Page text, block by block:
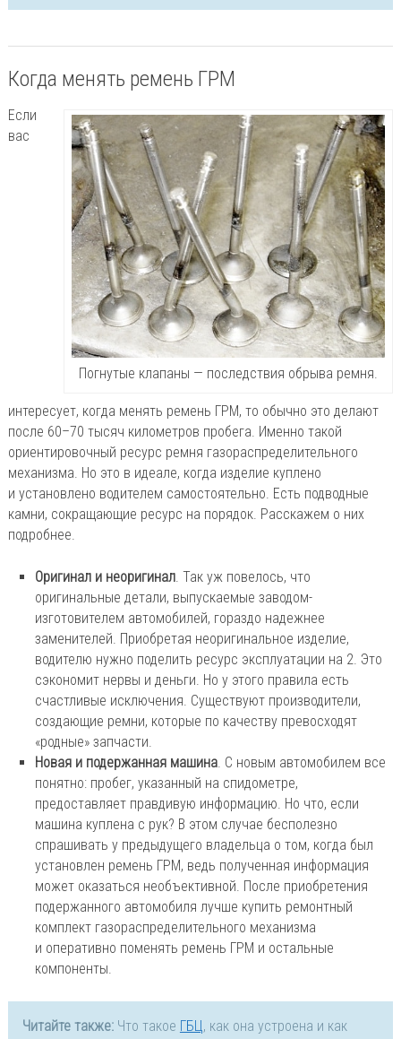
Когда менять ремень ГРМ
Погнутые клапаны — последствия обрыва ремня.
Если
вас
интересует, когда менять ремень ГРМ, то обычно это делают
после 60–70 тысяч километров пробега. Именно такой
ориентировочный ресурс ремня газораспределительного
механизма. Но это в идеале, когда изделие куплено
и установлено водителем самостоятельно. Есть подводные
камни, сокращающие ресурс на порядок. Расскажем о них
подробнее.
Оригинал и неоригинал . Так уж повелось, что
оригинальные детали, выпускаемые заводом-
изготовителем автомобилей, гораздо надежнее
заменителей. Приобретая неоригинальное изделие,
водителю нужно поделить ресурс эксплуатации на 2. Это
сэкономит нервы и деньги. Но у этого правила есть
счастливые исключения. Существуют производители,
создающие ремни, которые по качеству превосходят
«родные» запчасти.
Новая и подержанная машина . С новым автомобилем все
понятно: пробег, указанный на спидометре,
предоставляет правдивую информацию. Но что, если
машина куплена с рук? В этом случае бесполезно
спрашивать у предыдущего владельца о том, когда был
установлен ремень ГРМ, ведь полученная информация
может оказаться необъективной. После приобретения
подержанного автомобиля лучше купить ремонтный
комплект газораспределительного механизма
и оперативно поменять ремень ГРМ и остальные
компоненты.
Читайте также:Что такое ГБЦ, как она устроена и как